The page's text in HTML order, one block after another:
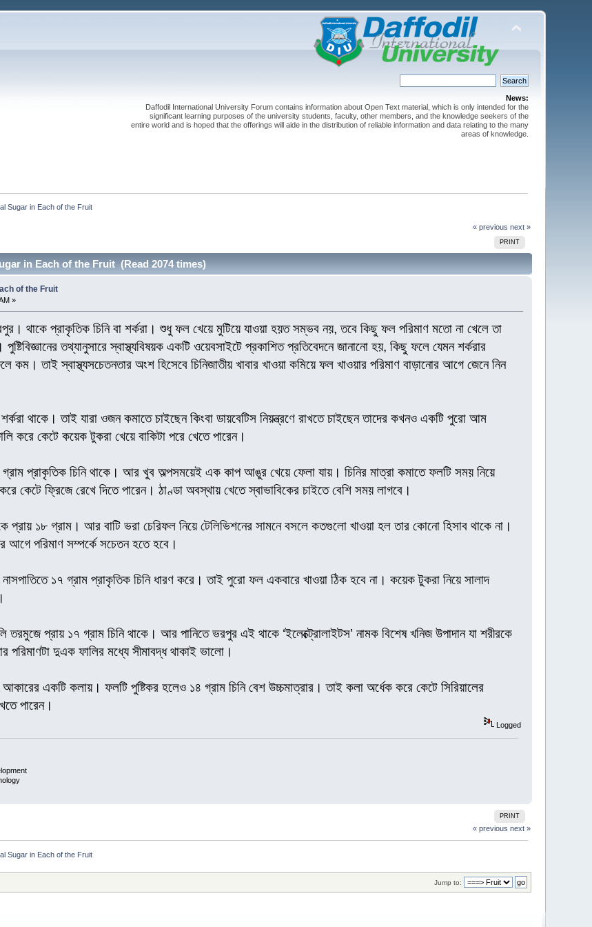
News:
Daffodil International University Forum contains information about Open Text material, which is only intended for the
significant learning purposes of the university students, faculty, other members, and the knowledge seekers of the
entire world and is hoped that the offerings will aide in the distribution of reliable information and data relating to the many
areas of knowledge.
Sugar in Each of the Fruit
« previous next »
PRINT
in Each of the Fruit (Read 2074 times)
of the Fruit
»
থাকে প্রাকৃতিক চিনি বা শর্করা। শুধু ফল খেয়ে মুটিয়ে যাওয়া হয়ত সম্ভব নয়, তবে কিছু ফল পরিমাণ মতো না খেলে তা
তথ্যানুসারে স্বাস্থ্যবিষয়ক একটি ওয়েবসাইটে প্রকাশিত প্রতিবেদনে জানানো হয়, কিছু ফলে যেমন শর্করার
কম। তাই স্বাস্থ্যসচেতনতার অংশ হিসেবে চিনিজাতীয় খাবার খাওয়া কমিয়ে ফল খাওয়ার পরিমাণ বাড়ানোর আগে জেনে নিন
থাকে। তাই যারা ওজন কমাতে চাইছেন কিংবা ডায়বেটিস নিয়ন্ত্রণে রাখতে চাইছেন তাদের কখনও একটি পুরো আম
করে কেটে কয়েক টুকরা খেয়ে বাকিটা পরে খেতে পারেন।
প্রাকৃতিক চিনি থাকে। আর খুব অল্পসময়েই এক কাপ আঙুর খেয়ে ফেলা যায়। চিনির মাত্রা কমাতে ফলটি সময় নিয়ে
ফ্রিজে রেখে দিতে পারেন। ঠাণ্ডা অবস্থায় খেতে স্বাভাবিকের চাইতে বেশি সময় লাগবে।
প্রায় ১৮ গ্রাম। আর বাটি ভরা চেরিফল নিয়ে টেলিভিশনের সামনে বসলে কতগুলো খাওয়া হল তার কোনো হিসাব থাকে না।
আগে পরিমাণ সম্পর্কে সচেতন হতে হবে।
১৭ গ্রাম প্রাকৃতিক চিনি ধারণ করে। তাই পুরো ফল একবারে খাওয়া ঠিক হবে না। কয়েক টুকরা নিয়ে সালাদ
তরমুজে প্রায় ১৭ গ্রাম চিনি থাকে। আর পানিতে ভরপুর এই থাকে ‘ইলেক্ট্রোলাইটস’ নামক বিশেষ খনিজ উপাদান যা শরীরকে
পরিমাণটা দুএক ফালির মধ্যে সীমাবদ্ধ থাকাই ভালো।
আকারের একটি কলায়। ফলটি পুষ্টিকর হলেও ১৪ গ্রাম চিনি বেশ উচ্চমাত্রার। তাই কলা অর্ধেক করে কেটে সিরিয়ালের
পারেন।
Logged
PRINT
« previous next »
Sugar in Each of the Fruit
Jump to: